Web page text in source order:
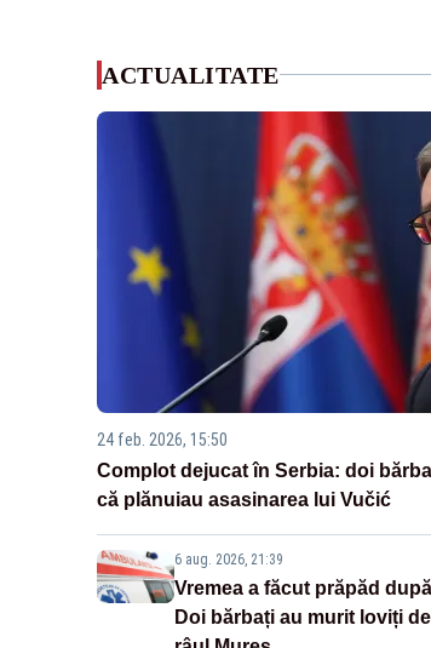
ACTUALITATE
24 feb. 2026, 15:50
Complot dejucat în Serbia: doi
că plănuiau asasinarea lui Vučić
6 aug. 2026, 21:39
Vremea a făcut prăpăd
Doi bărbați au murit loviți